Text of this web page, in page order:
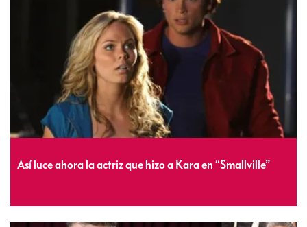
Así luce ahora la actriz que hizo a Kara en “Smallville”